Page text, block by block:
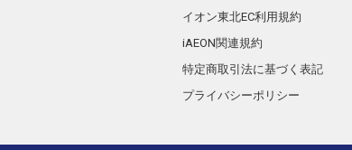
イオン東北EC利用規約
iAEON関連規約
特定商取引法に基づく表記
プライバシーポリシー